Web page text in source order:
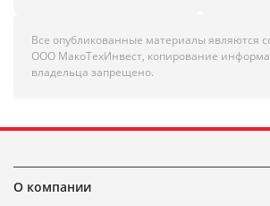
Все опубликованные материалы являются
ООО МакоТехИнвест, копирование
владельца запрещено.
О компании